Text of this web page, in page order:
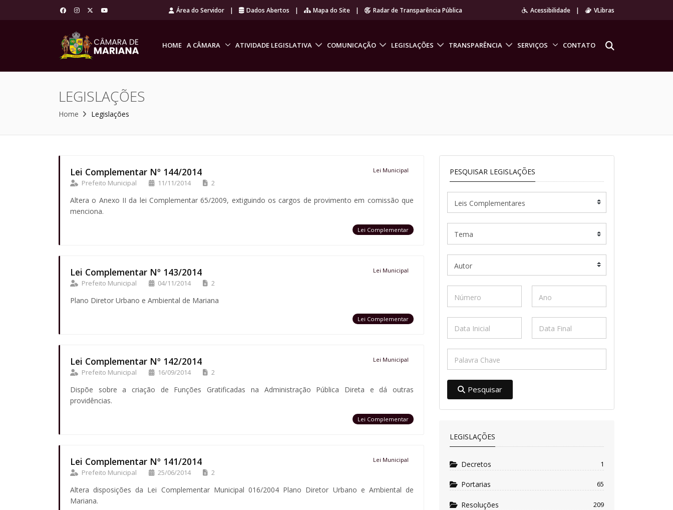
Área do Servidor | Dados Abertos | Mapa do Site | Radar de Transparência Pública Acessibilidade | VLibras
HOME A CÂMARA ATIVIDADE LEGISLATIVA COMUNICAÇÃO LEGISLAÇÕES TRANSPARÊNCIA SERVIÇOS CONTATO
LEGISLAÇÕES
Home Legislações
Lei Complementar Nº 144/2014 Lei Municipal
Prefeito Municipal 11/11/2014 2
Altera o Anexo II da lei Complementar 65/2009, extiguindo os cargos de provimento em comissão que
menciona.
Lei Complementar
Lei Complementar Nº 143/2014 Lei Municipal
Prefeito Municipal 04/11/2014 2
Plano Diretor Urbano e Ambiental de Mariana
Lei Complementar
Lei Complementar Nº 142/2014 Lei Municipal
Prefeito Municipal 16/09/2014 2
Dispõe sobre a criação de Funções Gratificadas na Administração Pública Direta e dá outras
providências.
Lei Complementar
Lei Complementar Nº 141/2014 Lei Municipal
Prefeito Municipal 25/06/2014 2
Altera disposições da Lei Complementar Municipal 016/2004 Plano Diretor Urbano e Ambiental de
Mariana.
PESQUISAR LEGISLAÇÕES
Pesquisar
LEGISLAÇÕES
Decretos 1
Portarias 65
Resoluções 209